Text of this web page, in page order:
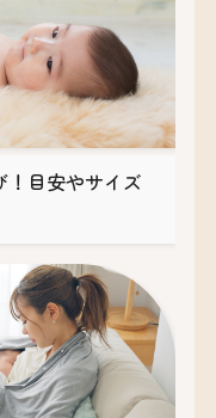
！目安やサイズ